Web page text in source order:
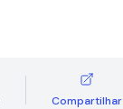
Compartilhar